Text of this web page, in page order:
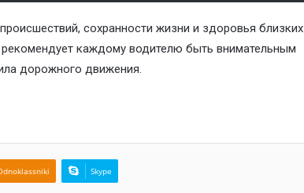
сохранности жизни и здоровья близких
каждому водителю быть внимательным
дорожного движения.
Skype